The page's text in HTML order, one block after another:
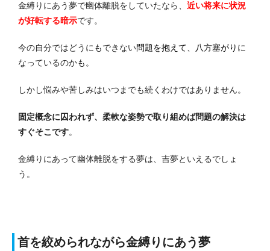
金縛りにあう夢で幽体離脱をしていたなら、 近い将来に状況
が好転する暗示です。
今の自分ではどうにもできない問題を抱えて、八方塞がり に
なっているのかも。
しかし悩みや苦しみはいつまでも続くわけではありません。
固定概念に囚われず、柔軟な姿勢で取り組めば問題の解決は
すぐそこです。
金縛りにあって幽体離脱をする夢は、吉夢といえるでしょ
う。
首を絞められながら金縛りにあう夢